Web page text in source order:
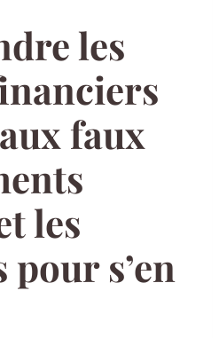
les
faux
les
s’en